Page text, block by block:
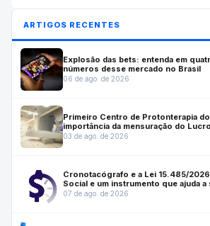
ARTIGOS RECENTES
Explosão das bets: entenda em
números desse mercado no Brasil
06 de ago. de 2026
Primeiro Centro de Protonterapia
importância da mensuração do
investimentos estratégicos para a
03 de ago. de 2026
Cronotacógrafo e a Lei 15.485/
Social e um instrumento que ajuda a
07 de ago. de 2026